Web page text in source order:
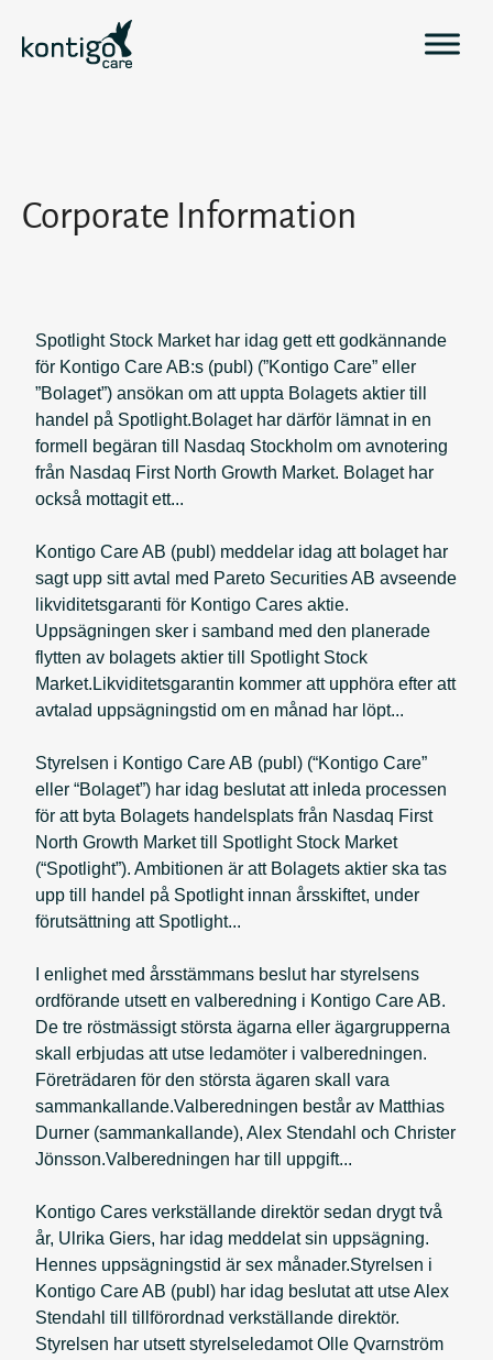
Corporate Information
Spotlight Stock Market har idag gett ett godkännande
för Kontigo Care AB:s (publ) (”Kontigo Care” eller
”Bolaget”) ansökan om att uppta Bolagets aktier till
handel på Spotlight.Bolaget har därför lämnat in en
formell begäran till Nasdaq Stockholm om avnotering
från Nasdaq First North Growth Market. Bolaget har
också mottagit ett...
Kontigo Care AB (publ) meddelar idag att bolaget har
sagt upp sitt avtal med Pareto Securities AB avseende
likviditetsgaranti för Kontigo Cares aktie.
Uppsägningen sker i samband med den planerade
flytten av bolagets aktier till Spotlight Stock
Market.Likviditetsgarantin kommer att upphöra efter att
avtalad uppsägningstid om en månad har löpt...
Styrelsen i Kontigo Care AB (publ) (“Kontigo Care”
eller “Bolaget”) har idag beslutat att inleda processen
för att byta Bolagets handelsplats från Nasdaq First
North Growth Market till Spotlight Stock Market
(“Spotlight”). Ambitionen är att Bolagets aktier ska tas
upp till handel på Spotlight innan årsskiftet, under
förutsättning att Spotlight...
I enlighet med årsstämmans beslut har styrelsens
ordförande utsett en valberedning i Kontigo Care AB.
De tre röstmässigt största ägarna eller ägargrupperna
skall erbjudas att utse ledamöter i valberedningen.
Företrädaren för den största ägaren skall vara
sammankallande.Valberedningen består av Matthias
Durner (sammankallande), Alex Stendahl och Christer
Jönsson.Valberedningen har till uppgift...
Kontigo Cares verkställande direktör sedan drygt två
år, Ulrika Giers, har idag meddelat sin uppsägning.
Hennes uppsägningstid är sex månader.Styrelsen i
Kontigo Care AB (publ) har idag beslutat att utse Alex
Stendahl till tillförordnad verkställande direktör.
Styrelsen har utsett styrelseledamot Olle Qvarnström